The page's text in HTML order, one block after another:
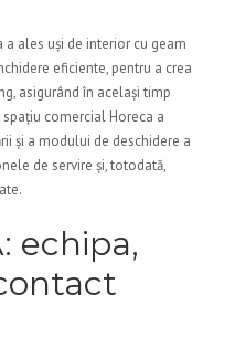
ales uși de interior cu geam
eficiente, pentru a crea
asigurând în același timp
comercial Horeca a
și a modului de deschidere a
de servire și, totodată,
echipa,